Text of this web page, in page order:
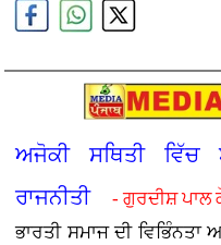
ਅਜੋਕੀ ਸਥਿਤੀ ਵਿੱਚ
ਰਾਜਨੀਤੀ
- ਗੁਰਦੀਸ਼ ਪਾਲ
ਭਾਰਤੀ ਸਮਾਜ ਦੀ